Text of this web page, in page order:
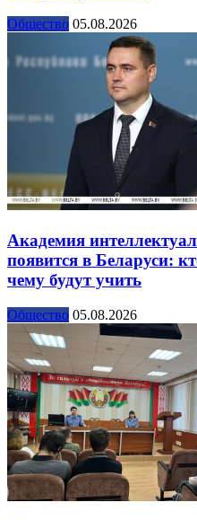
Общество 05.08.2026
Академия
появится в Беларуси:
чему будут учить
Общество 05.08.2026